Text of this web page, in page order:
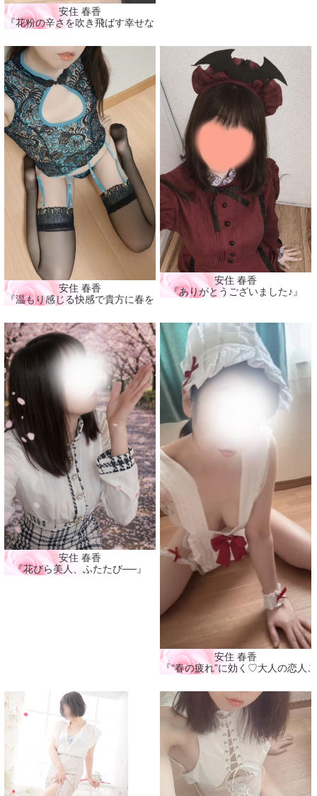
安住 春香
『花粉の辛さを吹き飛ばす幸せな時間🩷』
安住 春香
『温もり感じる快感で貴方に春を届ける🩷』
安住 春香
『ありがとうございました♪』
安住 春香
『花びら美人、ふたたび──』
安住 春香
『“春の疲れ”に効く♡大人の恋人